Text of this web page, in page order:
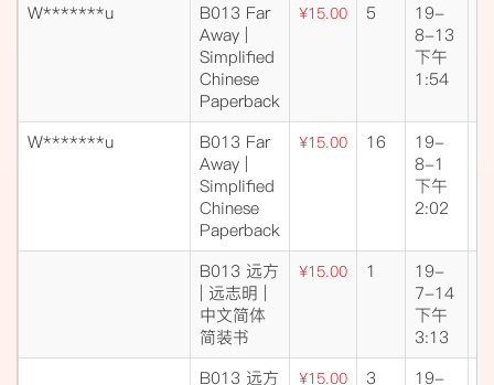
W*******u
B013 Far
Away |
Simplified
Chinese
Paperback
¥15.00 5
19-
8-13
下午
1:54
W*******u
B013 Far
Away |
Simplified
Chinese
Paperback
¥15.00 16
19-
8-1
下午
2:02
B013 远方
| 远志明 |
中文简体
简装书
¥15.00 1
19-
7-14
下午
3:13
B013 远方
¥15.00 3
19-